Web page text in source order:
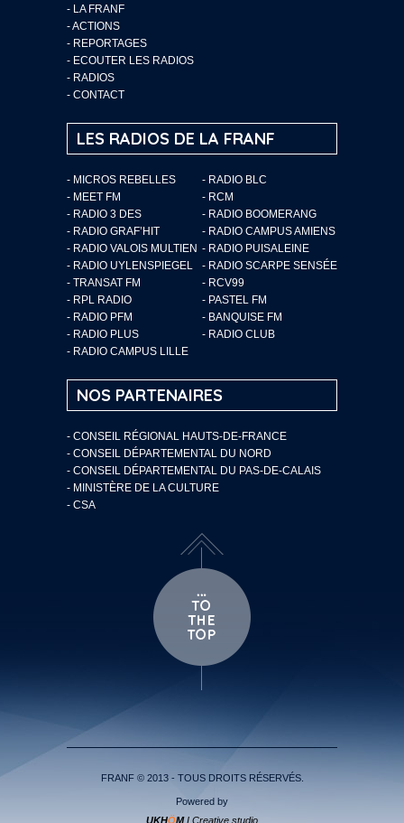
- LA FRANF
-ACTIONS
- REPORTAGES
- ECOUTER LES RADIOS
- RADIOS
- CONTACT
LES RADIOS DE LA FRANF
- MICROS REBELLES
- RADIO BLC
- MEET FM
- RCM
- RADIO 3 DES
- RADIO BOOMERANG
- RADIO GRAF’HIT
- RADIO CAMPUS AMIENS
- RADIO VALOIS MULTIEN - RADIO PUISALEINE
- RADIO UYLENSPIEGEL
- RADIO SCARPE SENSÉE
- TRANSAT FM
- RCV99
- RPL RADIO
- PASTEL FM
- RADIO PFM
- BANQUISE FM
- RADIO PLUS
- RADIO CLUB
- RADIO CAMPUS LILLE
NOS PARTENAIRES
- CONSEIL RÉGIONAL HAUTS-DE-FRANCE
- CONSEIL DÉPARTEMENTAL DU NORD
- CONSEIL DÉPARTEMENTAL DU PAS-DE-CALAIS
- MINISTÈRE DE LA CULTURE
- CSA
FRANF © 2013 - TOUS DROITS RÉSERVÉS.
Powered by
UKHÖMI Creative studio